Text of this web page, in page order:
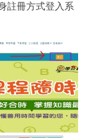
註冊方式登入系